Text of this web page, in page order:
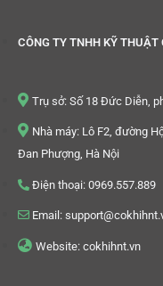
CÔNG TY TNHH KỸ THUẬT
Trụ sở: Số 18 Đức Diễn,
Nhà máy: Lô F2, đường
Đan Phượng, Hà Nội
Điện thoại: 0969.557.889
Email:
Website: cokhihnt.vn